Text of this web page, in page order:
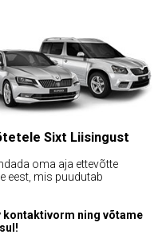
Sixt Liisingust
oma aja ettevõtte
eest, mis puudutab
kontaktivorm ning võtame